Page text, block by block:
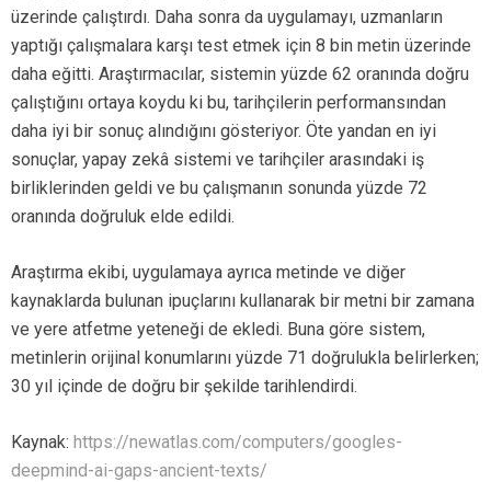
üzerinde çalıştırdı. Daha sonra da uygulamayı, uzmanların
yaptığı çalışmalara karşı test etmek için 8 bin metin üzerinde
daha eğitti. Araştırmacılar, sistemin yüzde 62 oranında doğru
çalıştığını ortaya koydu ki bu, tarihçilerin performansından
daha iyi bir sonuç alındığını gösteriyor. Öte yandan en iyi
sonuçlar, yapay zekâ sistemi ve tarihçiler arasındaki iş
birliklerinden geldi ve bu çalışmanın sonunda yüzde 72
oranında doğruluk elde edildi.
Araştırma ekibi, uygulamaya ayrıca metinde ve diğer
kaynaklarda bulunan ipuçlarını kullanarak bir metni bir zamana
ve yere atfetme yeteneği de ekledi. Buna göre sistem,
metinlerin orijinal konumlarını yüzde 71 doğrulukla belirlerken;
30 yıl içinde de doğru bir şekilde tarihlendirdi.
Kaynak: https://newatlas.com/computers/googles-
deepmind-ai-gaps-ancient-texts/